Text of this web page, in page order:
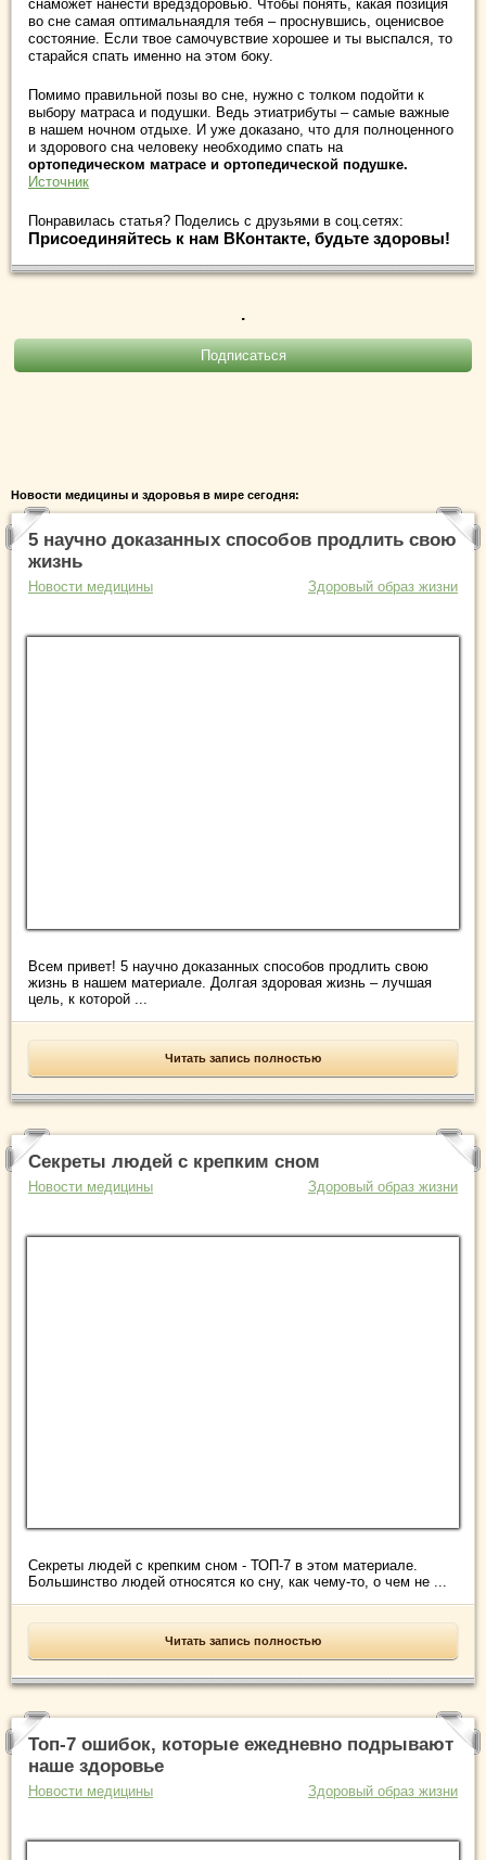
снаможет нанести вредздоровью. Чтобы понять, какая позиция
во сне самая оптимальнаядля тебя – проснувшись, оценисвое
состояние. Если твое самочувствие хорошее и ты выспался, то
старайся спать именно на этом боку.
Помимо правильной позы во сне, нужно с толком подойти к
выбору матраса и подушки. Ведь этиатрибуты – самые важные
в нашем ночном отдыхе. И уже доказано, что для полноценного
и здорового сна человеку необходимо спать на
ортопедическом матрасе и ортопедической подушке.
Источник
Понравилась статья? Поделись с друзьями в соц.сетях:
Присоединяйтесь к нам ВКонтакте, будьте здоровы!
.
Новости медицины и здоровья в мире сегодня:
5 научно доказанных способов продлить свою
жизнь
Новости медицины Здоровый образ жизни
Всем привет! 5 научно доказанных способов продлить свою
жизнь в нашем материале. Долгая здоровая жизнь – лучшая
цель, к которой ...
Читать запись полностью
Секреты людей с крепким сном
Новости медицины Здоровый образ жизни
Секреты людей с крепким сном - ТОП-7 в этом материале.
Большинство людей относятся ко сну, как чему-то, о чем не ...
Читать запись полностью
Топ-7 ошибок, которые ежедневно подрывают
наше здоровье
Новости медицины Здоровый образ жизни